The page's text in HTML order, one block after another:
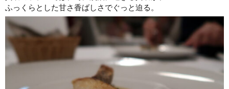
ふっくらとした甘さ香ばしさでぐっと迫る。